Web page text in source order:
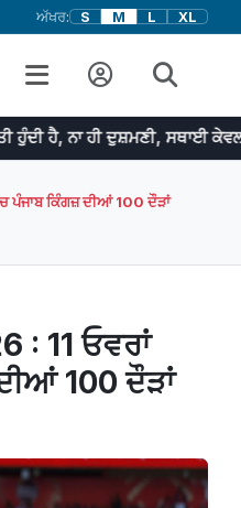
ਅੱਖਰ: S M L XL
ਹੀ ਦੁਸ਼ਮਣੀ, ਸਥਾਈ ਕੇਵਲ ਹਿਤ ਹੁੰਦੇ
ਪੰਜਾਬ ਕਿੰਗਜ਼ ਦੀਆਂ 100 ਦੌੜਾਂ
11 ਓਵਰਾਂ
100 ਦੌੜਾਂ